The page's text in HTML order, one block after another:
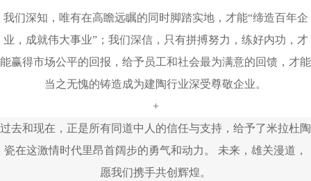
我们深知，唯有在高瞻远瞩的同时脚踏实地，才能“缔造百年企
业，成就伟大事业”；我们深信，只有拼搏努力，练好内功，才
能赢得市场公平的回报，给予员工和社会最为满意的回馈，才能
当之无愧的铸造成为建陶行业深受尊敬企业。
+
过去和现在，正是所有同道中人的信任与支持，给予了米拉杜陶
瓷在这激情时代里昂首阔步的勇气和动力。 未来，雄关漫道，
愿我们携手共创辉煌。